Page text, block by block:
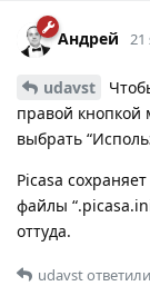
Андрей 21
udavst
правой
выбрать
Picasa
файлы
оттуда.
udavst